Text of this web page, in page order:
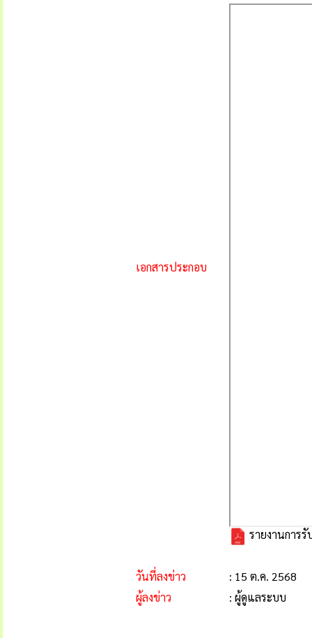
เอกสารประกอบ
รายงานการ
วันที่ลงข่าว
: 15 ต.ค. 2568
ผู้ลงข่าว
: ผู้ดูแลระบบ